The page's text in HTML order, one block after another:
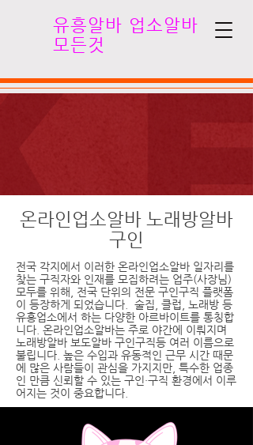
유흥알바 업소알바
모든것
온라인업소알바 노래방알바
구인
전국 각지에서 이러한 온라인업소알바 일자리를
찾는 구직자와 인재를 모집하려는 업주(사장님)
모두를 위해, 전국 단위의 전문 구인구직 플랫폼
이 등장하게 되었습니다. 술집, 클럽, 노래방 등
유흥업소에서 하는 다양한 아르바이트를 통칭합
니다. 온라인업소알바는 주로 야간에 이뤄지며
노래방알바 보도알바 구인구직등 여러 이름으로
불립니다. 높은 수입과 유동적인 근무 시간 때문
에 많은 사람들이 관심을 가지지만, 특수한 업종
인 만큼 신뢰할 수 있는 구인·구직 환경에서 이루
어지는 것이 중요합니다.